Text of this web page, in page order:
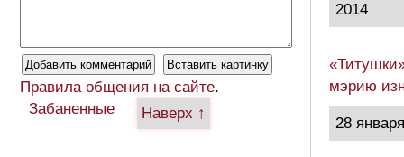
Правила общения на сайте.
Забаненные
Наверх ↑
2014
мэрию
28